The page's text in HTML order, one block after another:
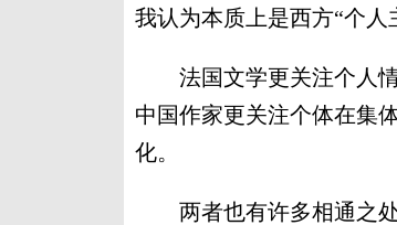
我认为本质上是西方“个人
法国文学更关注个人情
中国作家更关注个体在集
化。
两者也有许多相通之处